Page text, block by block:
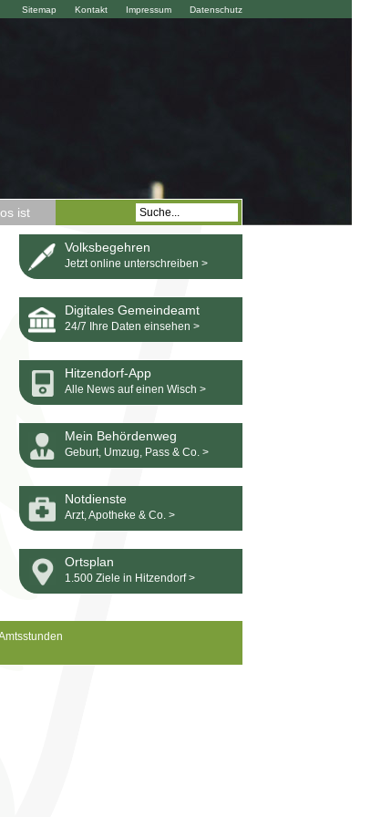
Datenschutz
Impressum
Kontakt
Sitemap
ist
Volksbegehren
Jetzt online unterschreiben >
Digitales Gemeindeamt
24/7 Ihre Daten einsehen >
Hitzendorf-App
Alle News auf einen Wisch >
Mein Behördenweg
Geburt, Umzug, Pass & Co. >
Notdienste
Arzt, Apotheke & Co. >
Ortsplan
1.500 Ziele in Hitzendorf >